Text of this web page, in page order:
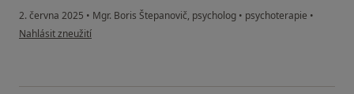
2. června 2025 • Mgr. Boris Štepanovič, psycholog • psychoterapie •
podle názoru uživatele Váš účet byl odstraněn
Nahlásit zneužití